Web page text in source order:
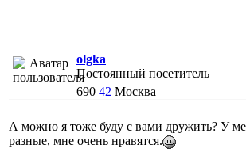
olgka
Постоянный посетитель
690 42 Москва
А можно я тоже буду с вами дружить? У
разные, мне очень нравятся.